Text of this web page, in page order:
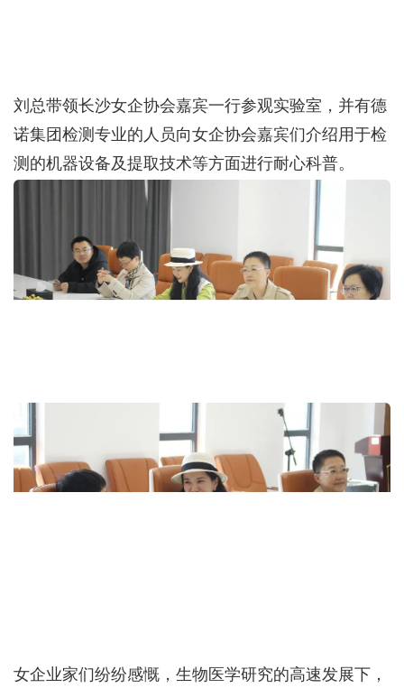
刘总带领长沙女企协会嘉宾一行参观实验室，并有德
诺集团检测专业的人员向女企协会嘉宾们介绍用于检
测的机器设备及提取技术等方面进行耐心科普。
女企业家们纷纷感慨，生物医学研究的高速发展下，